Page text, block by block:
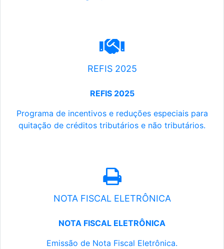
REFIS 2025
REFIS 2025
Programa de incentivos e reduções especiais para
quitação de créditos tributários e não tributários.
NOTA FISCAL ELETRÔNICA
NOTA FISCAL ELETRÔNICA
Emissão de Nota Fiscal Eletrônica.